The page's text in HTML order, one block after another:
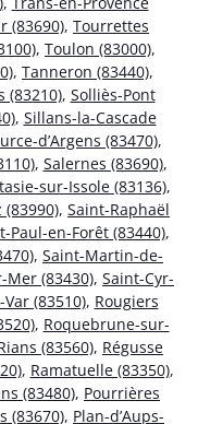
(83690), Tourrettes
, Toulon (83000),
, Tanneron (83440),
(83210), Solliès-Pont
, Sillans-la-Cascade
d’Argens (83470),
, Salernes (83690),
sur-Issole (83136),
, Saint-Raphaël
Paul-en-Forêt (83440),
, Saint-Martin-de-
(83430), Saint-Cyr-
(83510), Rougiers
, Roquebrune-sur-
(83560), Régusse
, Ramatuelle (83350),
(83480), Pourrières
(83670), Plan-d’Aups-